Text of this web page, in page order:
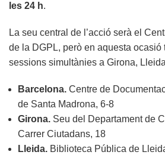
les 24 h.
La seu central de l’acció serà el
de la DGPL, però en aquesta ocasió
sessions simultànies a Girona,
Barcelona. Centre de
de Santa Madrona, 6-8
Girona. Seu del Departament de
Carrer Ciutadans, 18
Lleida. Biblioteca Pública de